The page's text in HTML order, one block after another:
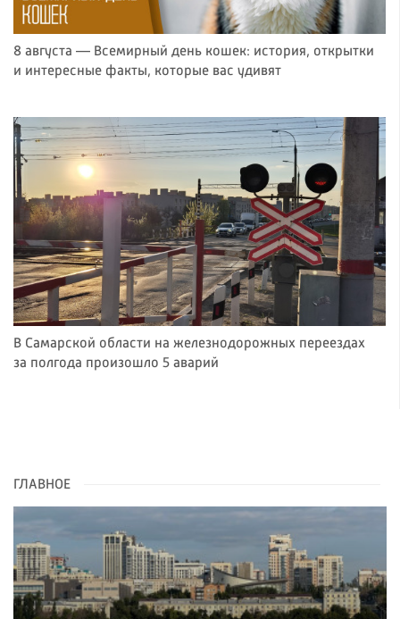
8 августа — Всемирный день кошек: история, открытки
и интересные факты, которые вас удивят
В Самарской области на железнодорожных переездах
за полгода произошло 5 аварий
ГЛАВНОЕ